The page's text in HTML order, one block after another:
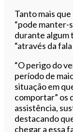
Tanto mais
“pode manter-
durante algum
“através da
“O perigo do
período de
situação em
comportar” os
assistência,
destacando
chegar a essa